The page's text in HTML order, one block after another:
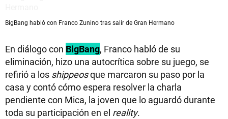
BigBang habló con Franco Zunino tras salir de Gran Hermano
En diálogo con BigBang, Franco habló de su
eliminación, hizo una autocrítica sobre su juego, se
refirió a los shippeosque marcaron su paso por la
casa y contó cómo espera resolver la charla
pendiente con Mica, la joven que lo aguardó durante
toda su participación en el reality.